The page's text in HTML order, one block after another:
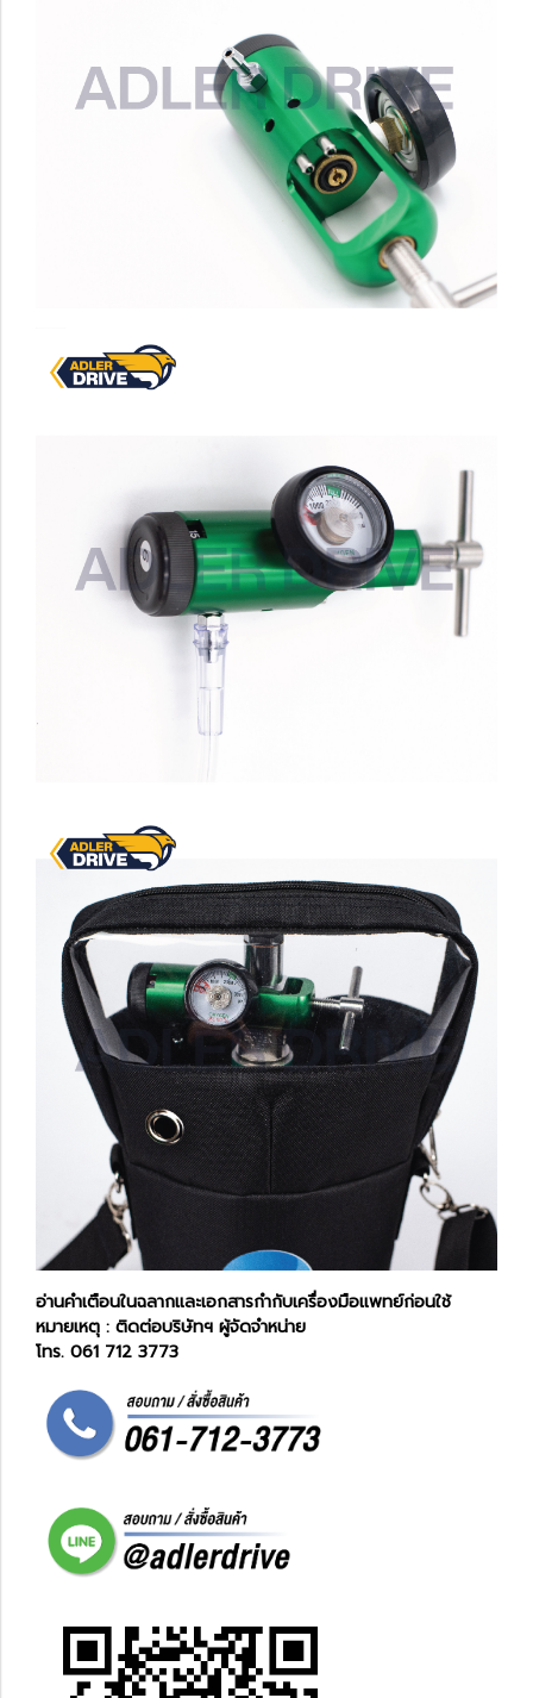
อ่านคำเตือนในฉลากและเอกสารกำกับเครื่องมือแพทย์ก่อนใช้
หมายเหตุ : ติดต่อบริษัทฯ ผู้จัดจำหน่าย
โทร. 061 712 3773